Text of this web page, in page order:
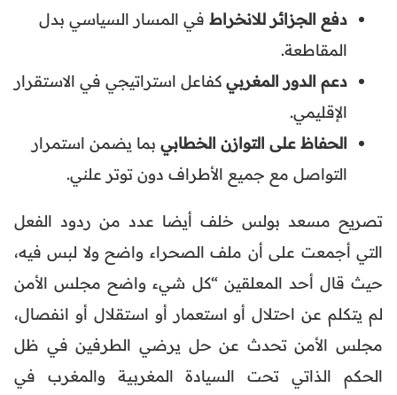
دفع الجزائر للانخراط في المسار السياسي بدل
المقاطعة.
دعم الدور المغربي كفاعل استراتيجي في الاستقرار
الإقليمي.
الحفاظ على التوازن الخطابي بما يضمن استمرار
التواصل مع جميع الأطراف دون توتر علني.
تصريح مسعد بولس خلف أيضا عدد من ردود الفعل
التي أجمعت على أن ملف الصحراء واضح ولا لبس فيه،
حيث قال أحد المعلقين “كل شيء واضح مجلس الأمن
لم يتكلم عن احتلال أو استعمار أو استقلال أو انفصال،
مجلس الأمن تحدث عن حل يرضي الطرفين في ظل
الحكم الذاتي تحت السيادة المغربية والمغرب في